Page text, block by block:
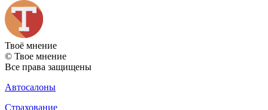
Твоё мнение
© Твое мнение
Все права защищены
Автосалоны
Страхование